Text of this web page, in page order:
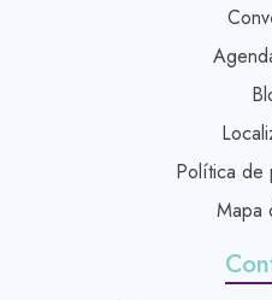
Política de
Mapa